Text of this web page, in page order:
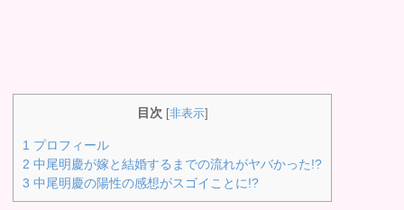
目次 [非表示]
1 プロフィール
2 中尾明慶が嫁と結婚するまでの流れがヤバかった!?
3 中尾明慶の陽性の感想がスゴイことに!?